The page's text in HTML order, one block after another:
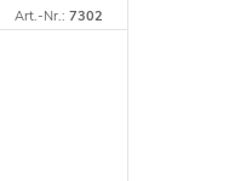
mit
Art.-Nr.: 7302